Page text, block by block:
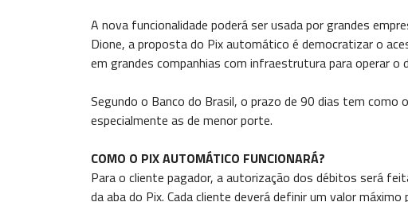
A nova funcionalidade poderá ser usada por grandes
Dione, a proposta do Pix automático é democratizar o
em grandes companhias com infraestrutura para operar
Segundo o Banco do Brasil, o prazo de 90 dias tem
especialmente as de menor porte.
COMO O PIX AUTOMÁTICO FUNCIONARÁ?
Para o cliente pagador, a autorização dos débitos será
da aba do Pix. Cada cliente deverá definir um valor